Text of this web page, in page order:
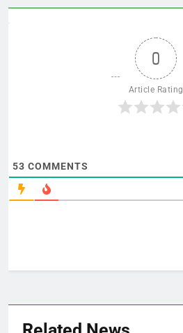
0
Article Rating
53 COMMENTS